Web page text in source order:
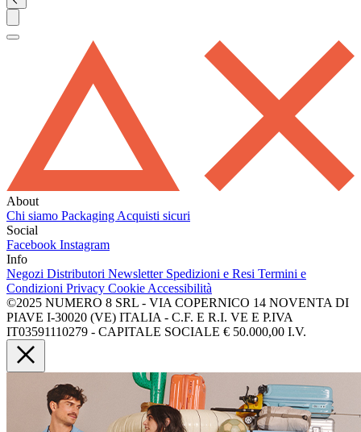
About
Chi siamo Packaging Acquisti sicuri
Social
Facebook Instagram
Info
Negozi Distributori Newsletter Spedizioni e Resi Termini e
Condizioni Privacy Cookie Accessibilità
©2025 NUMERO 8 SRL - VIA COPERNICO 14 NOVENTA DI
PIAVE I-30020 (VE) ITALIA - C.F. E R.I. VE E P.IVA
IT03591110279 - CAPITALE SOCIALE € 50.000,00 I.V.